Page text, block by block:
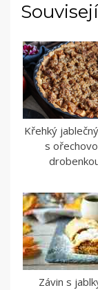
Křehký
s
Závin s